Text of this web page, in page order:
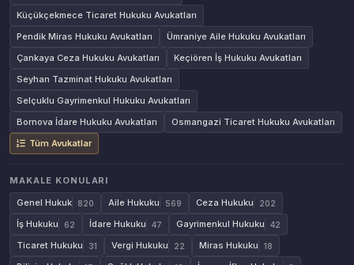
Küçükçekmece Ticaret Hukuku Avukatları
Pendik Miras Hukuku Avukatları
Ümraniye Aile Hukuku Avukatları
Çankaya Ceza Hukuku Avukatları
Keçiören İş Hukuku Avukatları
Seyhan Tazminat Hukuku Avukatları
Selçuklu Gayrimenkul Hukuku Avukatları
Bornova İdare Hukuku Avukatları
Osmangazi Ticaret Hukuku Avukatları
Tüm Avukatlar
MAKALE KONULARI
Genel Hukuk
820 Aile Hukuku 569 Ceza Hukuku 202
İş Hukuku 62 İdare Hukuku 47 Gayrimenkul Hukuku 42
Ticaret Hukuku 31 Vergi Hukuku 22 Miras Hukuku 18